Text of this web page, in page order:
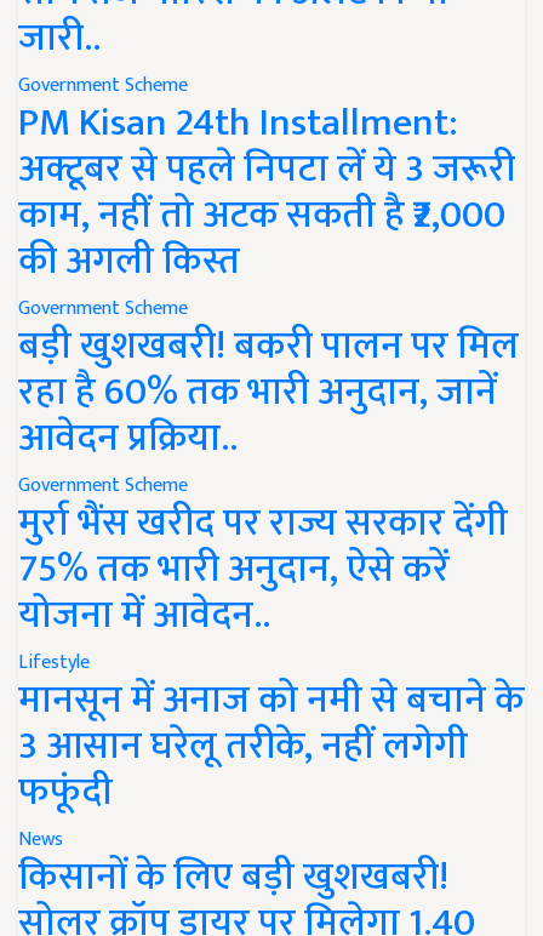
जारी..
Government Scheme
PM Kisan 24th Installment:
अक्टूबर से पहले निपटा लें ये 3 जरूरी
काम, नहीं तो अटक सकती है ₹2,000
की अगली किस्त
Government Scheme
बड़ी खुशखबरी! बकरी पालन पर मिल
रहा है 60% तक भारी अनुदान, जानें
आवेदन प्रक्रिया..
Government Scheme
मुर्रा भैंस खरीद पर राज्य सरकार देंगी
75% तक भारी अनुदान, ऐसे करें
योजना में आवेदन..
Lifestyle
मानसून में अनाज को नमी से बचाने के
3 आसान घरेलू तरीके, नहीं लगेगी
फफूंदी
News
किसानों के लिए बड़ी खुशखबरी!